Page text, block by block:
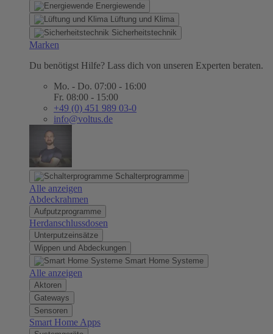
Energiewende
Lüftung und Klima
Sicherheitstechnik
Marken
Du benötigst Hilfe? Lass dich von unseren Experten beraten.
Mo. - Do. 07:00 - 16:00
Fr. 08:00 - 15:00
+49 (0) 451 989 03-0
info@voltus.de
Schalterprogramme
Alle anzeigen
Abdeckrahmen
Aufputzprogramme
Herdanschlussdosen
Unterputzeinsätze
Wippen und Abdeckungen
Smart Home Systeme
Alle anzeigen
Aktoren
Gateways
Sensoren
Smart Home Apps